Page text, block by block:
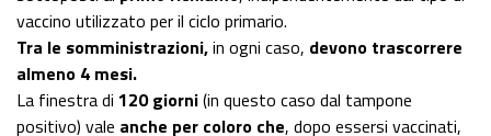
vaccino utilizzato per il ciclo primario.
Tra le somministrazioni,in ogni caso, devono trascorrere
almeno 4 mesi.
La finestra di 120 giorni(in questo caso dal tampone
positivo) vale anche per coloro che, dopo essersi vaccinati,